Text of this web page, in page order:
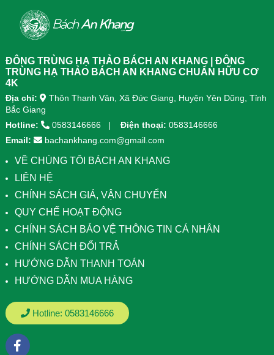
ĐÔNG TRÙNG HẠ THẢO BÁCH AN KHANG | ĐÔNG
TRÙNG HẠ THẢO BÁCH AN KHANG CHUẨN HỮU CƠ
4K
Địa chỉ:
Thôn Thanh Vân, Xã Đức Giang, Huyện Yên Dũng, Tỉnh
Bắc Giang
Hotline:
0583146666 Điện thoại: 0583146666
Email:
bachankhang.com@gmail.com
VỀ CHÚNG TÔI BÁCH AN KHANG
LIÊN HỆ
CHÍNH SÁCH GIÁ, VẬN CHUYỂN
QUY CHẾ HOẠT ĐỘNG
CHÍNH SÁCH BẢO VỆ THÔNG TIN CÁ NHÂN
CHÍNH SÁCH ĐỔI TRẢ
HƯỚNG DẪN THANH TOÁN
HƯỚNG DẪN MUA HÀNG
Hotline: 0583146666